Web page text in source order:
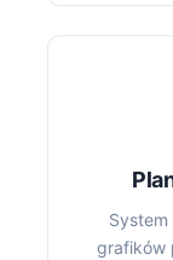
System
grafików